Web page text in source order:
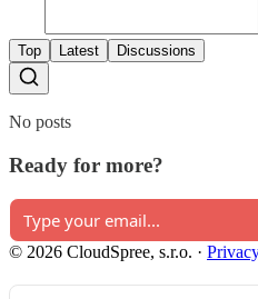
Top Latest Discussions
No posts
Ready for more?
© 2026 CloudSpree, s.r.o. ·